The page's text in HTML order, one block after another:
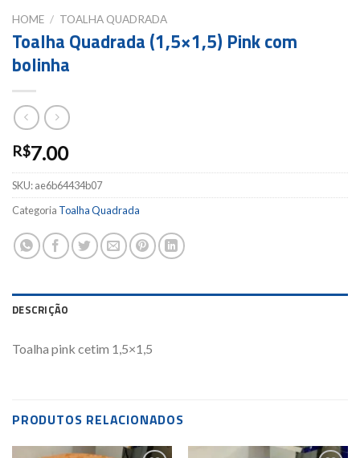
HOME / TOALHA QUADRADA
Toalha Quadrada (1,5×1,5) Pink com
bolinha
R$7.00
SKU:ae6b64434b07
Categoria Toalha Quadrada
DESCRIÇÃO
Toalha pink cetim 1,5×1,5
PRODUTOS RELACIONADOS